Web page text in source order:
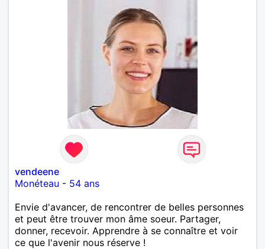
vendeene
Monéteau - 54 ans
Envie d'avancer, de rencontrer de belles personnes
et peut être trouver mon âme soeur. Partager,
donner, recevoir. Apprendre à se connaître et voir
ce que l'avenir nous réserve !